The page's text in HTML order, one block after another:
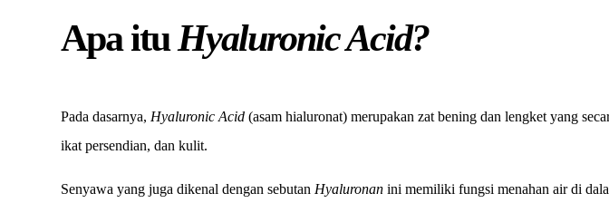
Apa ituHyaluronic Acid?
Pada dasarnya, Hyaluronic Acid(asam hialuronat) merupakan zat bening dan lengket yang
ikat persendian, dan kulit.
Senyawa yang juga dikenal dengan sebutan Hyaluronan ini memiliki fungsi menahan air di